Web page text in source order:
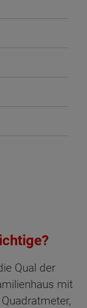
Qual der
mit